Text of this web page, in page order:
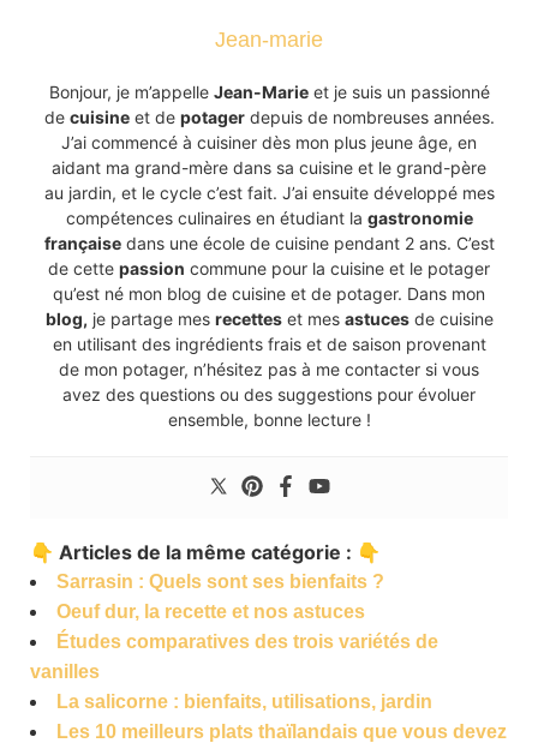
Jean-marie
Bonjour, je m’appelle Jean-Marieet je suis un passionné
de cuisineet de potagerdepuis de nombreuses années.
J’ai commencé à cuisiner dès mon plus jeune âge, en
aidant ma grand-mère dans sa cuisine et le grand-père
au jardin, et le cycle c’est fait. J’ai ensuite développé mes
compétences culinaires en étudiant la gastronomie
françaisedans une école de cuisine pendant 2 ans. C’est
de cette passion commune pour la cuisine et le potager
qu’est né mon blog de cuisine et de potager. Dans mon
blog, je partage mes recetteset mes astucesde cuisine
en utilisant des ingrédients frais et de saison provenant
de mon potager, n’hésitez pas à me contacter si vous
avez des questions ou des suggestions pour évoluer
ensemble, bonne lecture !
👇 Articles de la même catégorie : 👇
Sarrasin : Quels sont ses bienfaits ?
Oeuf dur, la recette et nos astuces
Études comparatives des trois variétés de
vanilles
La salicorne : bienfaits, utilisations, jardin
Les 10 meilleurs plats thaïlandais que vous devez